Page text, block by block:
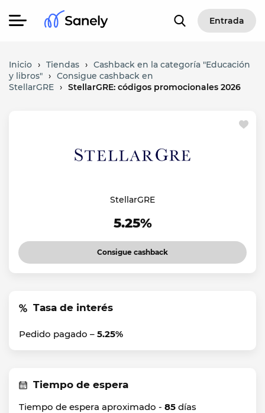
Entrada
Inicio › Tiendas › Cashback en la categoría "Educación
y libros" › Consigue cashback en
StellarGRE › StellarGRE: códigos promocionales 2026
StellarGRE
5.25%
Consigue cashback
Tasa de interés
Pedido pagado – 5.25%
Tiempo de espera
Tiempo de espera aproximado - 85 días